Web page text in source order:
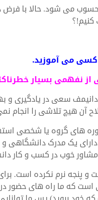
می شود. حالا با فرض
کسی می آموزید.
نفهمی بسیار
سعی در یادگیری و
آن هیچ تلاشی را انجام
های گروه یا شخصی
یک مدرک دانشگاهی و
خوب در کسب و کار
پنجه نرم نکرده است.
است که ما راه های حضور